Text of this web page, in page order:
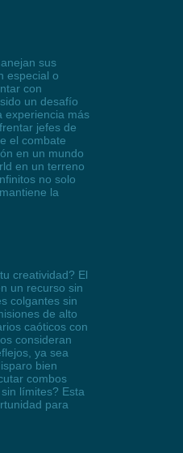
sus
especial o
con
un desafío
experiencia más
jefes de
el combate
en un mundo
en un terreno
no solo
la
creatividad? El
un recurso sin
colgantes sin
de alto
caóticos con
consideran
ya sea
bien
combos
límites? Esta
para